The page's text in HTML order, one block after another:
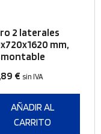
2 laterales
mm,
€ sin IVA
AÑADIR AL
CARRITO